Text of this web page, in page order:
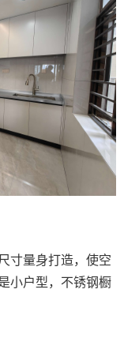
寸量身打造，使空
小户型，不锈钢橱